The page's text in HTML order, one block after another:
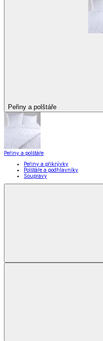
Peřiny a polštáře
Peřiny a polštáře
Peřiny a přikrývky
Polštáře a podhlavníky
Soupravy